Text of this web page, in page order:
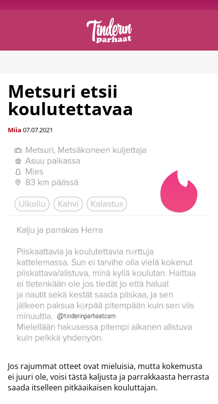
Metsuri etsii
koulutettavaa
Miia 07.07.2021
Jos rajummat otteet ovat mieluisia, mutta kokemusta
ei juuri ole, voisi tästä kaljusta ja parrakkaasta herrasta
saada itselleen pitkäaikaisen kouluttajan.